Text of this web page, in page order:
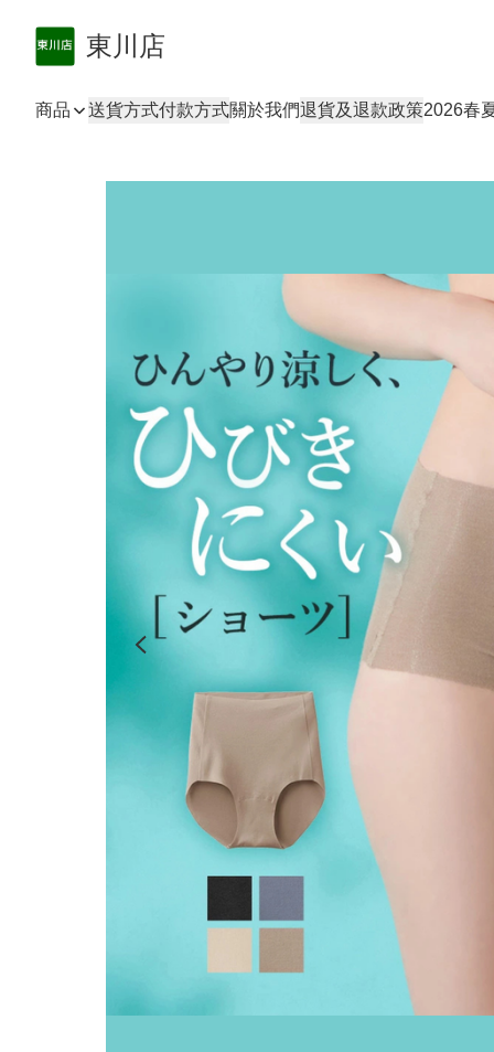
東川店
商品 送貨方式付款方式關於我們退貨及退款政策2026春